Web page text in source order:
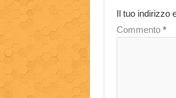
Il tuo indirizzo
Commento *